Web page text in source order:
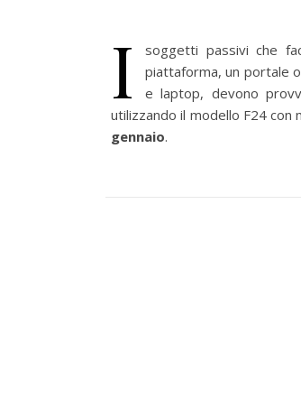
I
soggetti passivi che
piattaforma, un portale
e laptop, devono
utilizzando il modello F24
gennaio.